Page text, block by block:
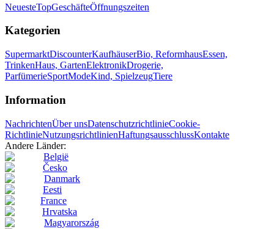
NeuesteTopGeschäfteÖffnungszeiten
Kategorien
SupermarktDiscounterKaufhäuserBio, ReformhausEssen,
TrinkenHaus, GartenElektronikDrogerie,
ParfümerieSportModeKind, SpielzeugTiere
Information
NachrichtenÜber unsDatenschutzrichtlinieCookie-
RichtlinieNutzungsrichtlinienHaftungsausschlussKontakte
Andere Länder:
België
Česko
Danmark
Eesti
France
Hrvatska
Magyarország